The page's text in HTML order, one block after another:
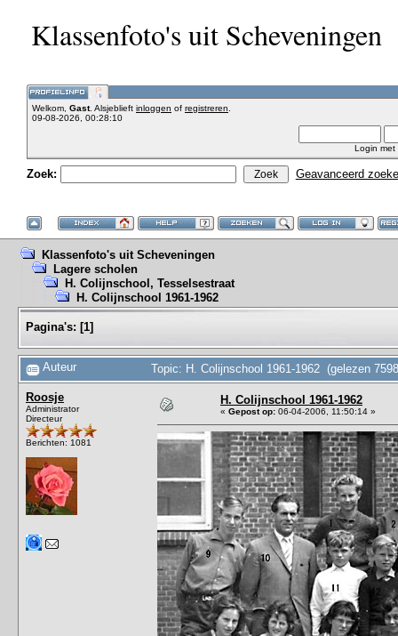
Klassenfoto's uit Scheveningen
Welkom, Gast. Alsjeblieft inloggen of registreren
09-08-2026, 00:28:10
Login met
Zoek: Geavanceerd
Klassenfoto's uit Scheveningen
Lagere scholen
H. Colijnschool, Tesselsestraat
H. Colijnschool 1961-1962
Pagina's: [1]
Auteur Topic: H. Colijnschool 1961-1962 (gelezen
Roosje
Administrator
Directeur
Berichten: 1081
H. Colijnschool 1961-1962
« Gepost op: 06-04-2006, 11:50:14 »